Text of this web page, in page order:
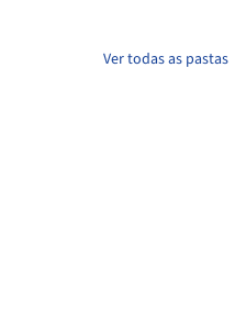
Ver todas as pastas